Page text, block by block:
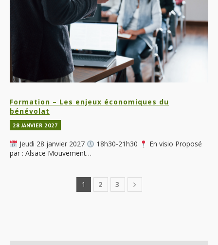
Formation – Les enjeux économiques du
bénévolat
28 JANVIER 2027
Jeudi 28 janvier 2027 18h30-21h30
En visio Proposé
par : Alsace Mouvement…
1 2 3